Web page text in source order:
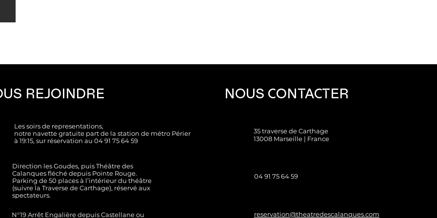
REJOINDRE
Les soirs de representations,
notre navette gratuite part de la station de métro Périer
à 19:15, sur réservation au 04 91 75 64 59
Direction les Goudes, puis Théâtre des
Calanques fléché depuis Pointe Rouge.
Parking de 50 places à l’intérieur du théâtre
(suivre la Traverse de Carthage), réservé aux
spectateurs.
N°19 Arrêt Engalière depuis Castellane ou
NOUS CONTACTER
35 traverse de Carthage
13008 Marseille | France
04 91 75 64 59
reservation@theatredescalanques.com